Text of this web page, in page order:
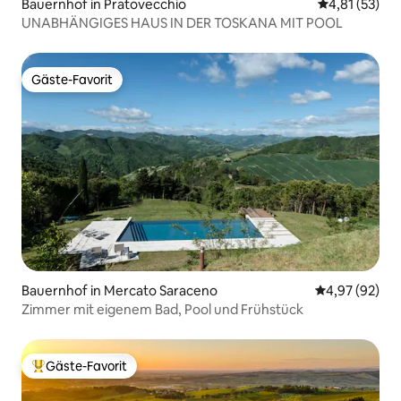
Bauernhof in Pratovecchio
4,81 (53)
UNABHÄNGIGES HAUS IN DER TOSKANA MIT POOL
Gäste-Favorit
Gäste-Favorit
Bauernhof in Mercato Saraceno
4,97 (92)
Zimmer mit eigenem Bad, Pool und Frühstück
Beliebter Gäste-Favorit.
Gäste-Favorit